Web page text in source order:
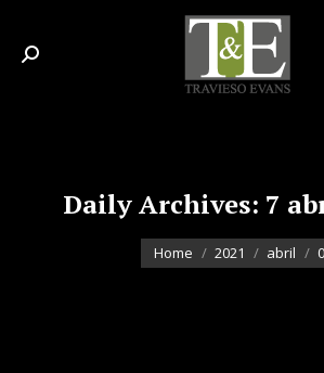
Search:
Daily Archives: 7
You are here:
Home 2021 abril